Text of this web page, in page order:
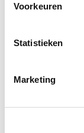
Voorkeuren
Statistieken
Marketing